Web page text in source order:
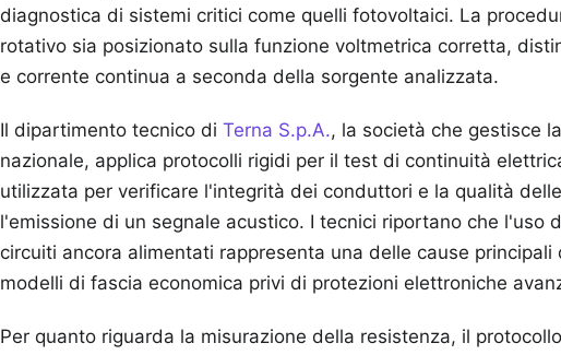
diagnostica di sistemi critici come quelli fotovoltaici. La
rotativo sia posizionato sulla funzione voltmetrica corretta,
e corrente continua a seconda della sorgente analizzata.
Il dipartimento tecnico di Terna S.p.A., la società che gestisce
nazionale, applica protocolli rigidi per il test di continuità
utilizzata per verificare l'integrità dei conduttori e la qualità
l'emissione di un segnale acustico. I tecnici riportano che l'uso
circuiti ancora alimentati rappresenta una delle cause
modelli di fascia economica privi di protezioni elettroniche
Per quanto riguarda la misurazione della resistenza, il